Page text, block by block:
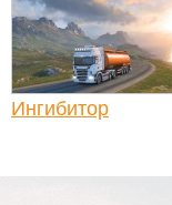
Ингибитор